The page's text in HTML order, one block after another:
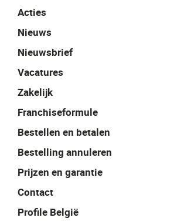
Acties
Nieuws
Nieuwsbrief
Vacatures
Zakelijk
Franchiseformule
Bestellen en betalen
Bestelling annuleren
Prijzen en garantie
Contact
Profile België